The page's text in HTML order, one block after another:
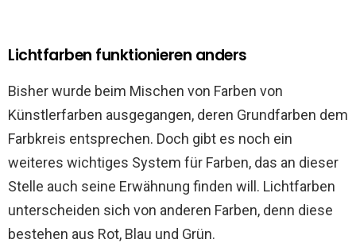
Lichtfarben funktionieren anders
Bisher wurde beim Mischen von Farben von
Künstlerfarben ausgegangen, deren Grundfarben dem
Farbkreis entsprechen. Doch gibt es noch ein
weiteres wichtiges System für Farben, das an dieser
Stelle auch seine Erwähnung finden will. Lichtfarben
unterscheiden sich von anderen Farben, denn diese
bestehen aus Rot, Blau und Grün.